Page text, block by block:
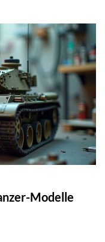
Modelle